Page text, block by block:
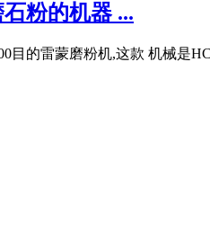
粉的机器 ...
的雷蒙磨粉机,这款 机械是